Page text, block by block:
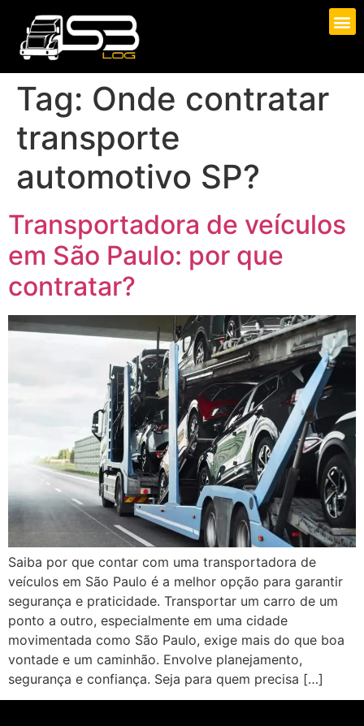
Tag: Onde contratar
transporte
automotivo SP?
Transportadora de veículos
em São Paulo: por que
contratar?
Saiba por que contar com uma transportadora de
veículos em São Paulo é a melhor opção para garantir
segurança e praticidade. Transportar um carro de um
ponto a outro, especialmente em uma cidade
movimentada como São Paulo, exige mais do que boa
vontade e um caminhão. Envolve planejamento,
segurança e confiança. Seja para quem precisa […]